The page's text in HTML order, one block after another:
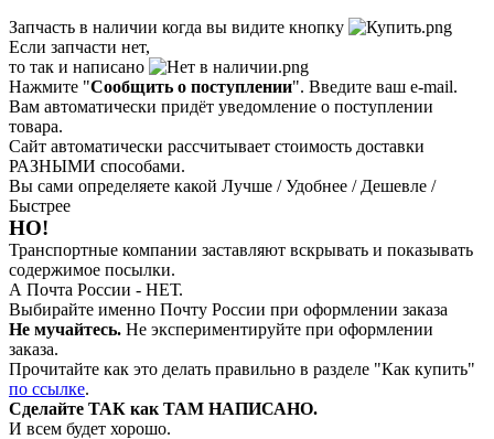
Запчасть в наличии когда вы видите кнопку
Если запчасти нет,
то так и написано
Нажмите "Сообщить о поступлении". Введите ваш e-mail.
Вам автоматически придёт уведомление о поступлении
товара.
Сайт автоматически рассчитывает стоимость доставки
РАЗНЫМИ способами.
Вы сами определяете какой Лучше / Удобнее / Дешевле /
Быстрее
НО!
Транспортные компании заставляют вскрывать и показывать
содержимое посылки.
А Почта России - НЕТ.
Выбирайте именно Почту России при оформлении заказа
Не мучайтесь. Не экспериментируйте при оформлении
заказа.
Прочитайте как это делать правильно в разделе "Как купить"
по ссылке.
Сделайте ТАК как ТАМ НАПИСАНО.
И всем будет хорошо.